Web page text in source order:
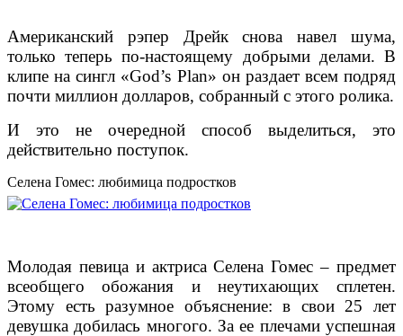
Американский рэпер Дрейк снова навел шума,
только теперь по-настоящему добрыми делами. В
клипе на сингл «God’s Plan» он раздает всем подряд
почти миллион долларов, собранный с этого ролика.
И это не очередной способ выделиться, это
действительно поступок.
Селена Гомес: любимица подростков
Молодая певица и актриса Селена Гомес – предмет
всеобщего обожания и неутихающих сплетен.
Этому есть разумное объяснение: в свои 25 лет
девушка добилась многого. За ее плечами успешная